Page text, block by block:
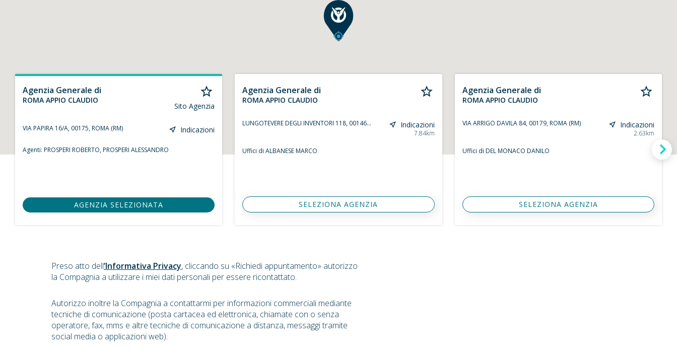
Agenzia Generale di
ROMA APPIO CLAUDIO
Sito Agenzia
VIA PAPIRA 16/A, 00175, ROMA (RM) Indicazioni
Agenti: PROSPERI ROBERTO,PROSPERI ALESSANDRO
AGENZIA SELEZIONATA
Agenzia Generale di
ROMA APPIO CLAUDIO
LUNGOTEVERE DEGLI INVENTORI 118, 00146... Indicazioni
7.84km
Uffici di ALBANESE MARCO
SELEZIONA AGENZIA
Agenzia Generale di
ROMA APPIO CLAUDIO
VIA ARRIGO DAVILA 84, 00179, ROMA (RM) Indicazioni
2.63km
Uffici di DEL MONACO DANILO
SELEZIONA AGENZIA
Preso atto dell’Informativa Privacy, cliccando su «Richiedi appuntamento» autorizzo
la Compagnia a utilizzare i miei dati personali per essere ricontattato.
Autorizzo inoltre la Compagnia a contattarmi per informazioni commerciali mediante
tecniche di comunicazione (posta cartacea ed elettronica, chiamate con o senza
operatore, fax, mms e altre tecniche di comunicazione a distanza, messaggi tramite
social media o applicazioni web).